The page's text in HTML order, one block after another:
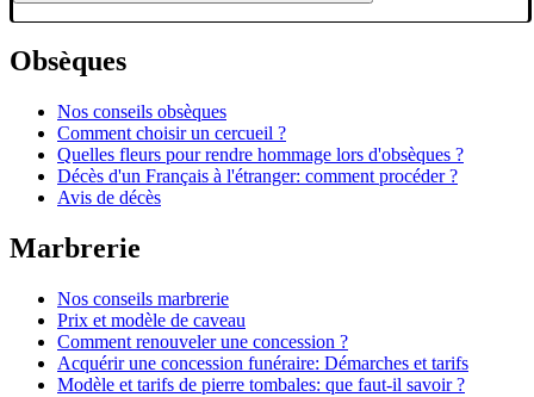
Obsèques
Nos conseils obsèques
Comment choisir un cercueil ?
Quelles fleurs pour rendre hommage lors d'obsèques ?
Décès d'un Français à l'étranger: comment procéder ?
Avis de décès
Marbrerie
Nos conseils marbrerie
Prix et modèle de caveau
Comment renouveler une concession ?
Acquérir une concession funéraire: Démarches et tarifs
Modèle et tarifs de pierre tombales: que faut-il savoir ?